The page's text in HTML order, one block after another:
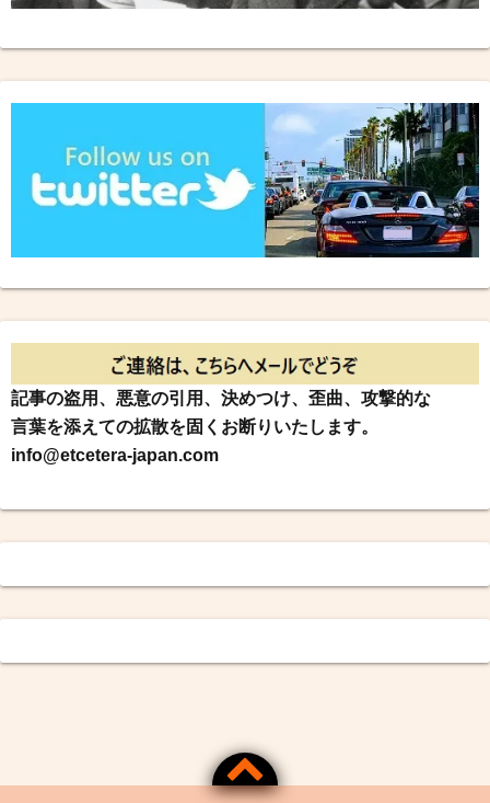
記事の盗用、悪意の引用、決めつけ、歪曲、攻撃的な
言葉を添えての拡散を固くお断りいたします。
info@etcetera-japan.com